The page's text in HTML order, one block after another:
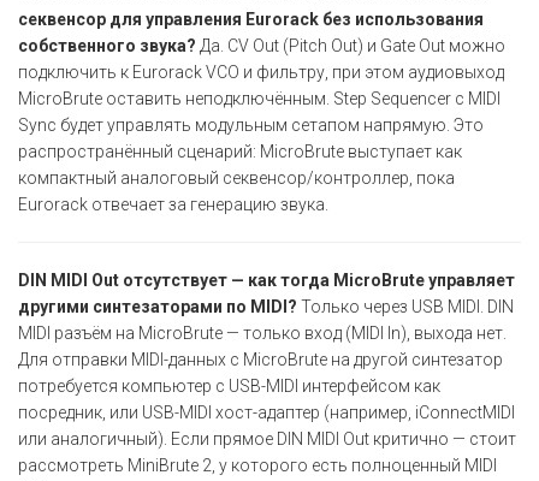
секвенсор для управления Eurorack без использования
собственного звука? Да. CV Out (Pitch Out) и Gate Out можно
подключить к Eurorack VCO и фильтру, при этом аудиовыход
MicroBrute оставить неподключённым. Step Sequencer с MIDI
Sync будет управлять модульным сетапом напрямую. Это
распространённый сценарий: MicroBrute выступает как
компактный аналоговый секвенсор/контроллер, пока
Eurorack отвечает за генерацию звука.
DIN MIDI Out отсутствует — как тогда MicroBrute управляет
другими синтезаторами по MIDI? Только через USB MIDI. DIN
MIDI разъём на MicroBrute — только вход (MIDI In), выхода нет.
Для отправки MIDI-данных с MicroBrute на другой синтезатор
потребуется компьютер с USB-MIDI интерфейсом как
посредник, или USB-MIDI хост-адаптер (например, iConnectMIDI
или аналогичный). Если прямое DIN MIDI Out критично — стоит
рассмотреть MiniBrute 2, у которого есть полноценный MIDI